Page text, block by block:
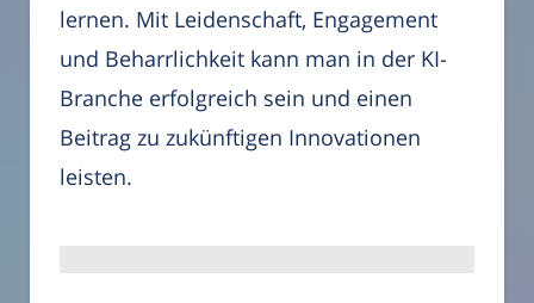
lernen. Mit Leidenschaft, Engagement
und Beharrlichkeit kann man in der KI-
Branche erfolgreich sein und einen
Beitrag zu zukünftigen Innovationen
leisten.